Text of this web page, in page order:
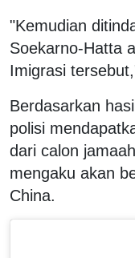
"Kemudian
Soekarno-Hatta
Imigrasi
Berdasarkan
polisi
dari calon
mengaku akan
China.